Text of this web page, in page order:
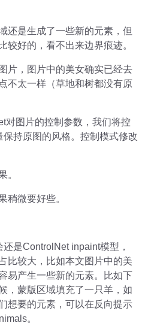
还是生成了一些新的元素，但
较好的，看不出来边界痕迹。
片，图片中的美女确实已经去
不太一样（草地和树都没有原
对图片的控制参数，我们将控
持原图的风格。控制模式修改
。
稍微要好些。
还是ControlNet inpaint模型，
比较大，比如本文图片中的美
易产生一些新的元素。比如下
，蒙版区域填充了一只羊，如
想要的元素，可以在反向提示
。